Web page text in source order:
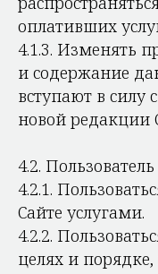
оплативших
4.1.3. Изменять
и содержание
вступают в
новой редакции
4.2.
4.2.1.
Сайте услугами.
4.2.2.
целях и